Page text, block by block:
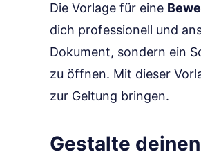
Die Vorlage für eine
dich professionell und
Dokument, sondern ein
zu öffnen. Mit dieser
zur Geltung bringen.
Gestalte